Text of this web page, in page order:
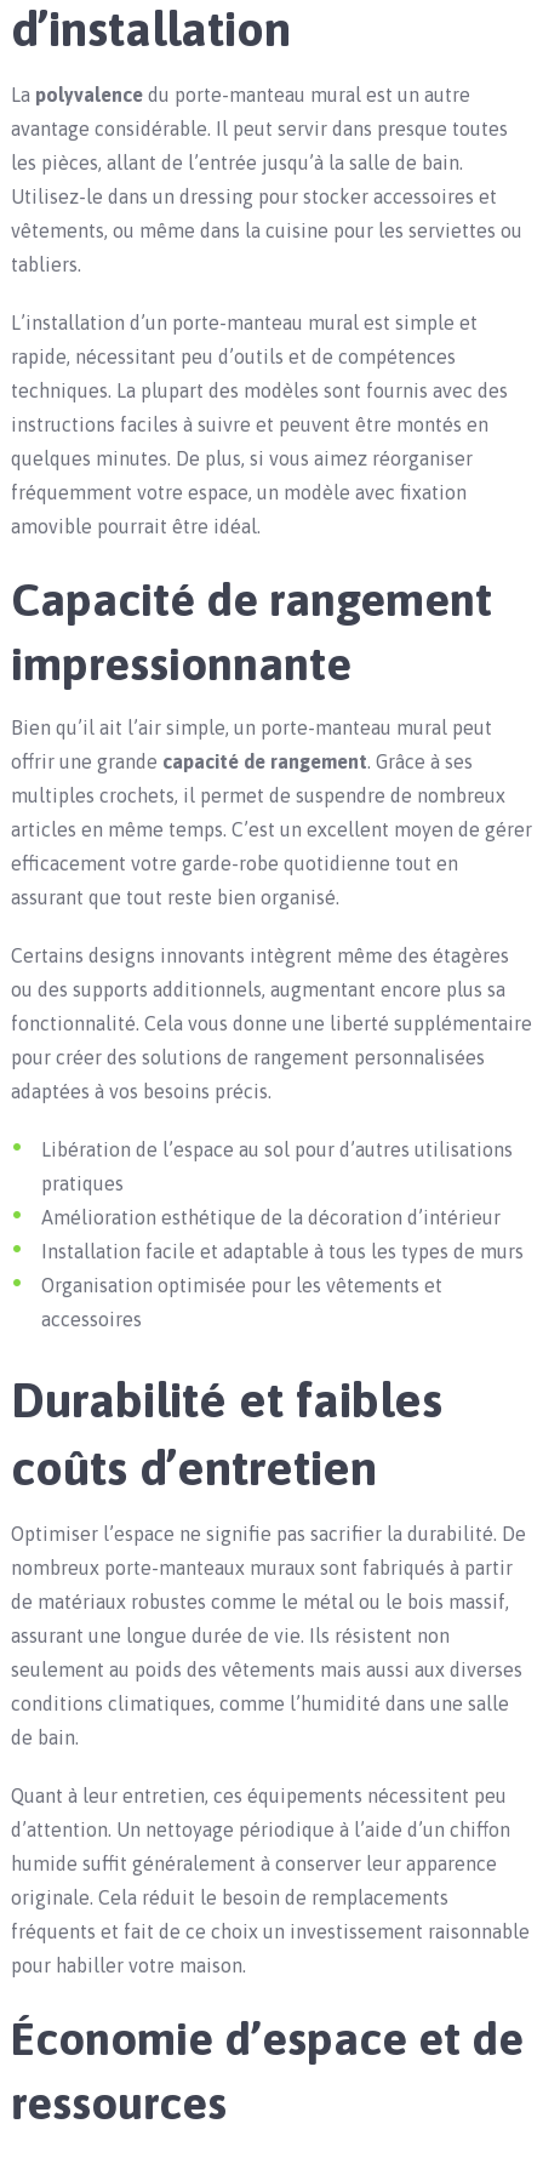
d’installation
La polyvalencedu porte-manteau mural est un autre
avantage considérable. Il peut servir dans presque toutes
les pièces, allant de l’entrée jusqu’à la salle de bain.
Utilisez-le dans un dressing pour stocker accessoires et
vêtements, ou même dans la cuisine pour les serviettes ou
tabliers.
L’installation d’un porte-manteau mural est simple et
rapide, nécessitant peu d’outils et de compétences
techniques. La plupart des modèles sont fournis avec des
instructions faciles à suivre et peuvent être montés en
quelques minutes. De plus, si vous aimez réorganiser
fréquemment votre espace, un modèle avec fixation
amovible pourrait être idéal.
Capacité de rangement
impressionnante
Bien qu’il ait l’air simple, un porte-manteau mural peut
offrir une grande capacité de rangement. Grâce à ses
multiples crochets, il permet de suspendre de nombreux
articles en même temps. C’est un excellent moyen de gérer
efficacement votre garde-robe quotidienne tout en
assurant que tout reste bien organisé.
Certains designs innovants intègrent même des étagères
ou des supports additionnels, augmentant encore plus sa
fonctionnalité. Cela vous donne une liberté supplémentaire
pour créer des solutions de rangement personnalisées
adaptées à vos besoins précis.
Libération de l’espace au sol pour d’autres utilisations
pratiques
Amélioration esthétique de la décoration d’intérieur
Installation facile et adaptable à tous les types de murs
Organisation optimisée pour les vêtements et
accessoires
Durabilité et faibles
coûts d’entretien
Optimiser l’espace ne signifie pas sacrifier la durabilité. De
nombreux porte-manteaux muraux sont fabriqués à partir
de matériaux robustes comme le métal ou le bois massif,
assurant une longue durée de vie. Ils résistent non
seulement au poids des vêtements mais aussi aux diverses
conditions climatiques, comme l’humidité dans une salle
de bain.
Quant à leur entretien, ces équipements nécessitent peu
d’attention. Un nettoyage périodique à l’aide d’un chiffon
humide suffit généralement à conserver leur apparence
originale. Cela réduit le besoin de remplacements
fréquents et fait de ce choix un investissement raisonnable
pour habiller votre maison.
Économie d’espace et de
ressources